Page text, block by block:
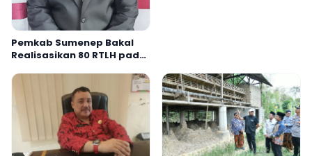
Pemkab Sumenep Bakal
Realisasikan 80 RTLH pada